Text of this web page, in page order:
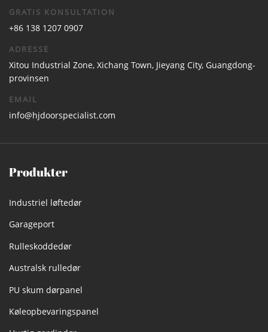
GRATIS KONSULTATION
+86 138 1207 0907
ADRESSE
Xitou Industrial Zone, Xichang Town, Jieyang City, Guangdong-
provinsen
EMAIL
info@hjdoorspecialist.com
Produkter
Industriel løftedør
Garageport
Rulleskoddedør
Australsk rulledør
PU skum dørpanel
Køleopbevaringspanel